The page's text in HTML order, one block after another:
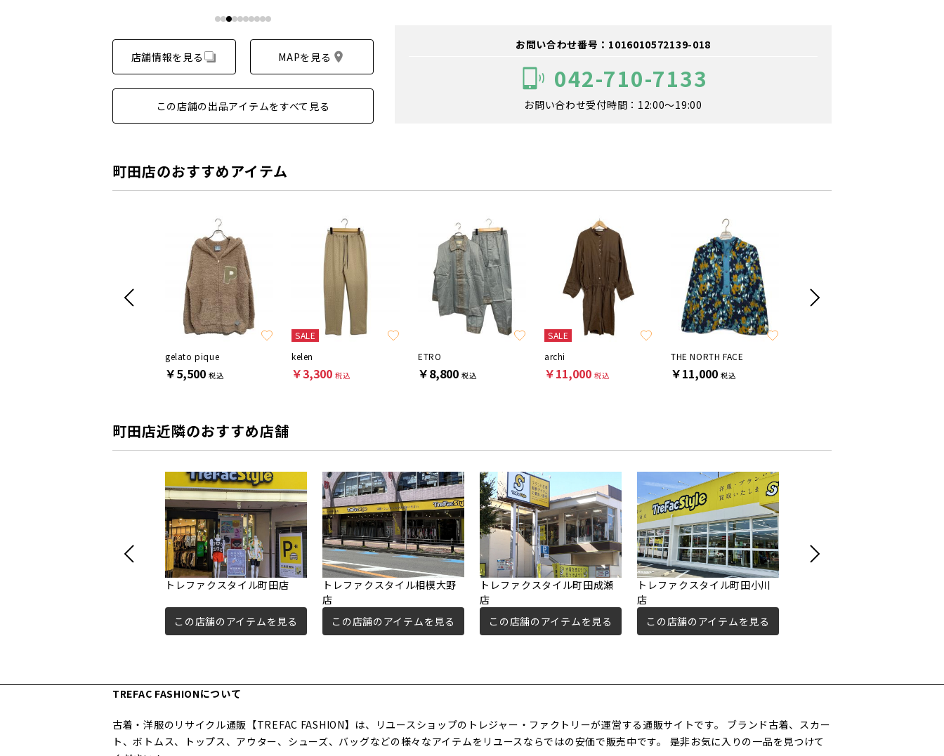
店舗情報を見る MAPを見る
この店舗の出品アイテムをすべて見る
お問い合わせ番号：1016010572139-018
042-710-7133
お問い合わせ受付時間：12:00～19:00
町田店のおすすめアイテム
gelato pique
￥5,500 税込
SALE
kelen
￥3,300 税込
ETRO
￥8,800 税込
SALE
archi
￥11,000 税込
THE NORTH FACE
￥11,000 税込
町田店近隣のおすすめ店舗
トレファクスタイル町田店
この店舗のアイテムを見る
トレファクスタイル相模大野
店
この店舗のアイテムを見る
トレファクスタイル町田成瀬
店
この店舗のアイテムを見る
トレファクスタイル町田小川
店
この店舗のアイテムを見る
TREFAC FASHIONについて
古着・洋服のリサイクル通販【TREFAC FASHION】は、リユースショップのトレジャー・ファクトリーが運営する通販サイトです。 ブランド古着、スカー
ト、ボトムス、トップス、アウター、シューズ、バッグなどの様々なアイテムをリユースならではの安価で販売中です。 是非お気に入りの一品を見つけて